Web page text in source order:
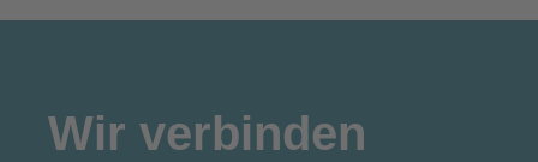
Wir verbinden